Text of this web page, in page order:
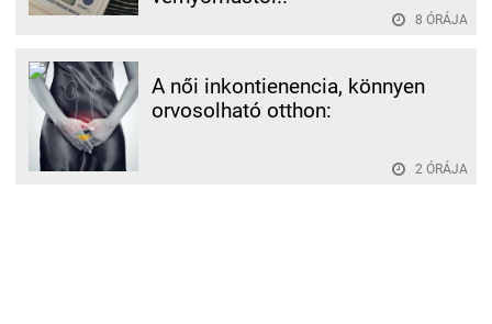
8 ÓRÁJA
A női inkontienencia, könnyen
orvosolható otthon:
2 ÓRÁJA